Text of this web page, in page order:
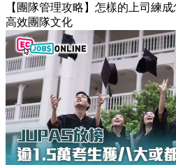
【團隊管理攻略】怎樣的上司練
高效團隊文化